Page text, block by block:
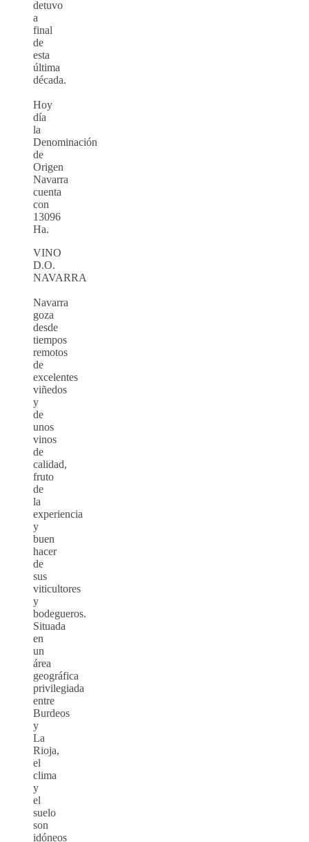
detuvo
a
final
de
esta
última
década.
Hoy
día
la
Denominación
de
Origen
Navarra
cuenta
con
13096
Ha.
VINO
D.O.
NAVARRA
Navarra
goza
desde
tiempos
remotos
de
excelentes
viñedos
y
de
unos
vinos
de
calidad,
fruto
de
la
experiencia
y
buen
hacer
de
sus
viticultores
y
bodegueros.
Situada
en
un
área
geográfica
privilegiada
entre
Burdeos
y
La
Rioja,
el
clima
y
el
suelo
son
idóneos